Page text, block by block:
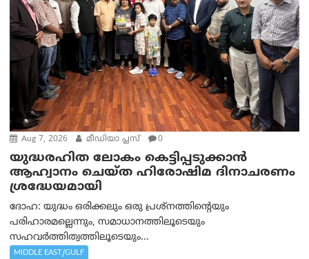
Aug 7, 2026 മീഡിയാ പ്ലസ് 0
യുദ്ധരഹിത ലോകം കെട്ടിപ്പടുക്കാന്‍
ആഹ്വാനം ചെയ്ത ഹിരോഷിമ ദിനാചരണം
ശ്രദ്ധേയമായി
ദോഹ: യുദ്ധം ഒരിക്കലും ഒരു പ്രശ്‌നത്തിന്റെയും
പരിഹാരമല്ലെന്നും, സമാധാനത്തിലൂടെയും
സഹവര്‍ത്തിത്വത്തിലൂടെയും...
MIDDLE EAST/GULF